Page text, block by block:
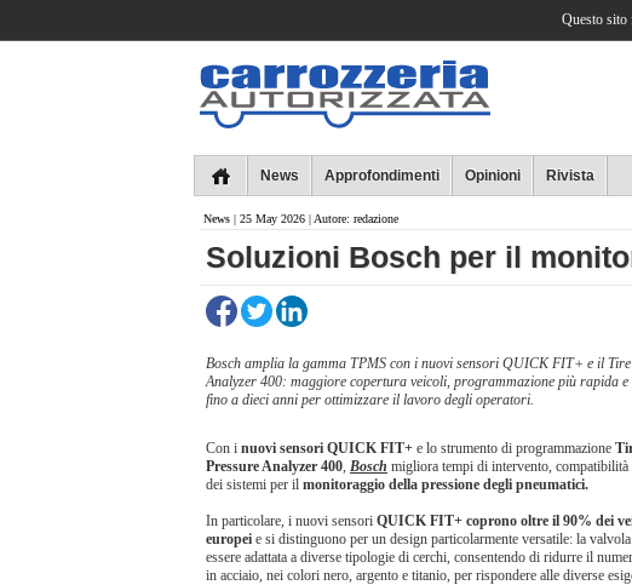
News Approfondimenti Opinioni Rivista
News | 25 May 2026 | Autore: redazione
​Soluzioni Bosch per il
Bosch amplia la gamma TPMS con i nuovi sensori QUICK FIT+ e il
Analyzer 400: maggiore copertura veicoli, programmazione più rapida
fino a dieci anni per ottimizzare il lavoro degli operatori.
Con i nuovi sensori QUICK FIT+ e lo strumento di programmazione
Pressure Analyzer 400, Bosch migliora tempi di intervento, compatibilità
dei sistemi per il monitoraggio della pressione degli pneumatici.
In particolare, i nuovi sensori QUICK FIT+ coprono oltre il 90% dei
europei e si distinguono per un design particolarmente versatile: la
essere adattata a diverse tipologie di cerchi, consentendo di ridurre il
in acciaio, nei colori nero, argento e titanio, per rispondere alle diverse
Questo sito